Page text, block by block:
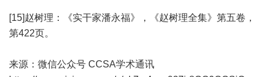
[15]赵树理：《实干家潘永福》，《赵树理全集》第五卷，
第422页。
来源：微信公众号 CCSA学术通讯